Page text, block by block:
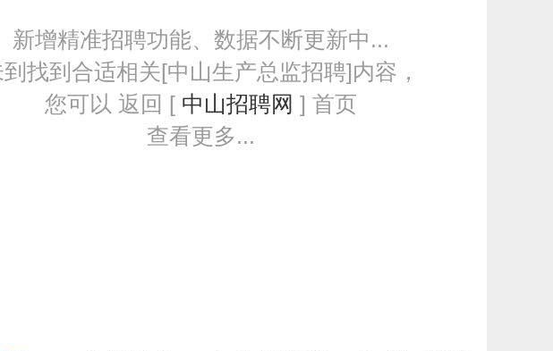
新增精准招聘功能、数据不断更新中...
找到合适相关[中山生产总监招聘]内容，
您可以 返回 [ 中山招聘网 ] 首页
查看更多...